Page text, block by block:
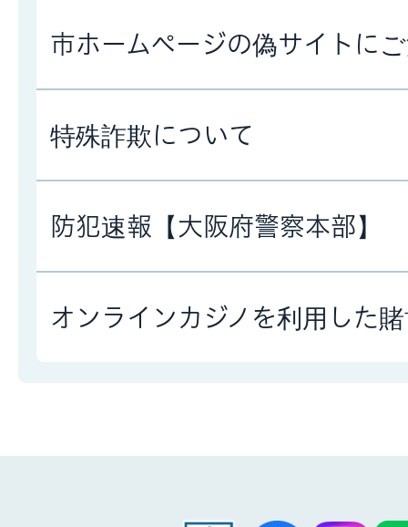
市ホームページの偽サイトに
特殊詐欺について
防犯速報【大阪府警察本部】
オンラインカジノを利用した